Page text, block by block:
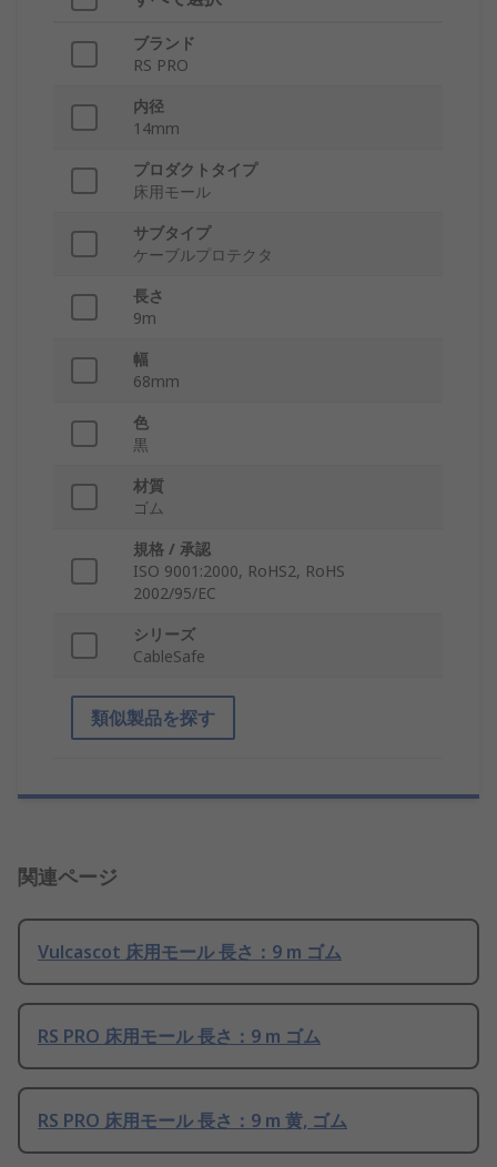
ブランド
RS PRO
内径
14mm
プロダクトタイプ
床用モール
サブタイプ
ケーブルプロテクタ
長さ
9m
幅
68mm
色
黒
材質
ゴム
規格 / 承認
ISO 9001:2000, RoHS2, RoHS
2002/95/EC
シリーズ
CableSafe
類似製品を探す
関連ページ
Vulcascot 床用モール 長さ：9 m ゴム
RS PRO 床用モール 長さ：9 m ゴム
RS PRO 床用モール 長さ：9 m 黄, ゴム